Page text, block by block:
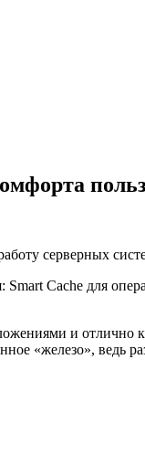
серверных
Cache для
и отлично
«железо», ведь